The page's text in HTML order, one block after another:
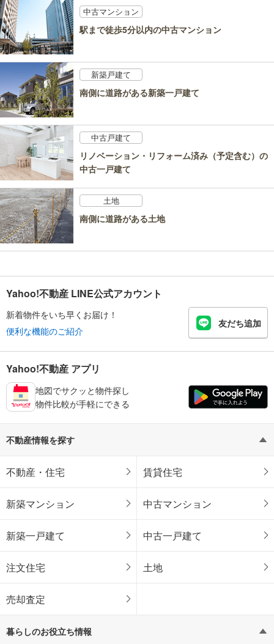
中古マンション
駅まで徒歩5分以内の中古マンション
新築戸建て
南側に道路がある新築一戸建て
中古戸建て
リノベーション・リフォーム済み（予定含む）の
中古一戸建て
土地
南側に道路がある土地
Yahoo!不動産 LINE公式アカウント
新着物件をいち早くお届け！
便利な機能のご紹介
友だち追加
Yahoo!不動産 アプリ
地図でサクッと物件探し
物件比較が手軽にできる
不動産情報を探す
不動産・住宅 賃貸住宅
新築マンション 中古マンション
新築一戸建て 中古一戸建て
注文住宅 土地
売却査定
暮らしのお役立ち情報